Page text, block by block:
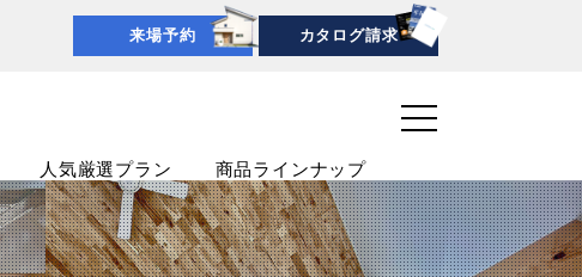
来場予約 カタログ請求
人気厳選プラン 商品ラインナップ